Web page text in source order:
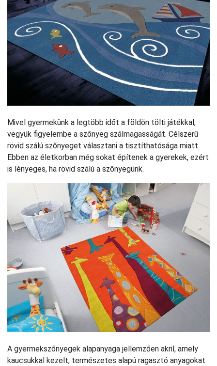
Mivel gyermekünk a legtöbb időt a földön tölti játékkal,
vegyük figyelembe a szőnyeg szálmagasságát. Célszerű
rövid szálú szőnyeget választani a tisztíthatósága miatt.
Ebben az életkorban még sokat építenek a gyerekek, ezért
is lényeges, ha rövid szálú a szőnyegünk.
A gyermekszőnyegek alapanyaga jellemzően akril, amely
kaucsukkal kezelt, természetes alapú ragasztó anyagokat